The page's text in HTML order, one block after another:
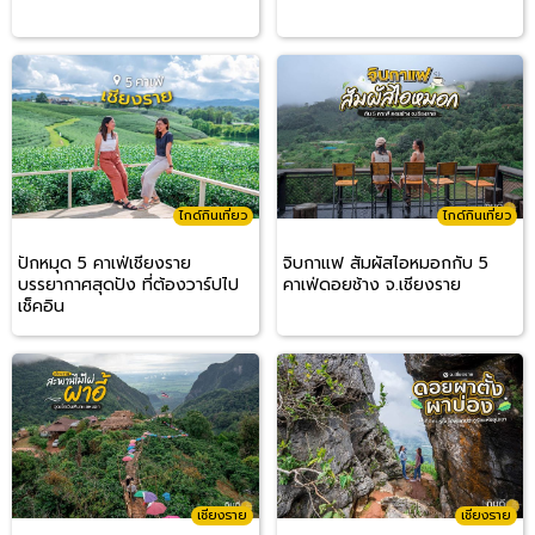
ไกด์กินเที่ยว
ปักหมุด 5 คาเฟ่เชียงราย
บรรยากาศสุดปัง ที่ต้องวาร์ปไป
เช็คอิน
ไกด์กินเที่ยว
จิบกาแฟ สัมผัสไอหมอกกับ 5
คาเฟ่ดอยช้าง จ.เชียงราย
เชียงราย เชียงราย